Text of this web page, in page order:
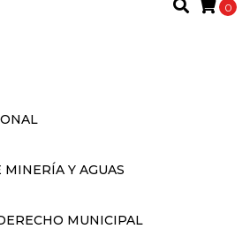
0
MINERÍA Y AGUAS
MUNICIPAL